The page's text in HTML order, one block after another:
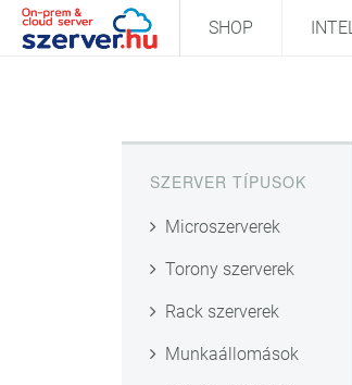
SHOP
SZERVER TÍPUSOK
Microszerverek
Torony szerverek
Rack szerverek
Munkaállomások